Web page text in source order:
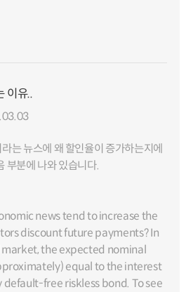
이유..
는 뉴스에 왜 할인율이 증가하는지에
부분에 나와 있습니다.
news tend to increase the
discount future payments? In
the expected nominal
equal to the interest
default-free riskless bond. To see